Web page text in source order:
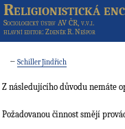
Religionistická
Sociologický ústav AV ČR, v.v.i.
hlavní editor: Zdeněk R. Nešpor
←Schiller Jindřich
Z následujícího důvodu nemáte
Požadovanou činnost smějí